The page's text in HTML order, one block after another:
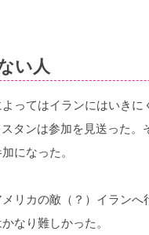
い人
ってはイランにはいき
タンは参加を見送った
になった。
リカの敵（？）イラン
なり難しかった。